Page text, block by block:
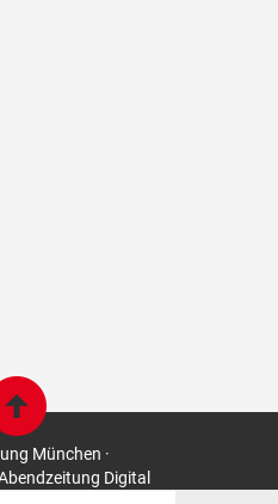
München ·
Digital